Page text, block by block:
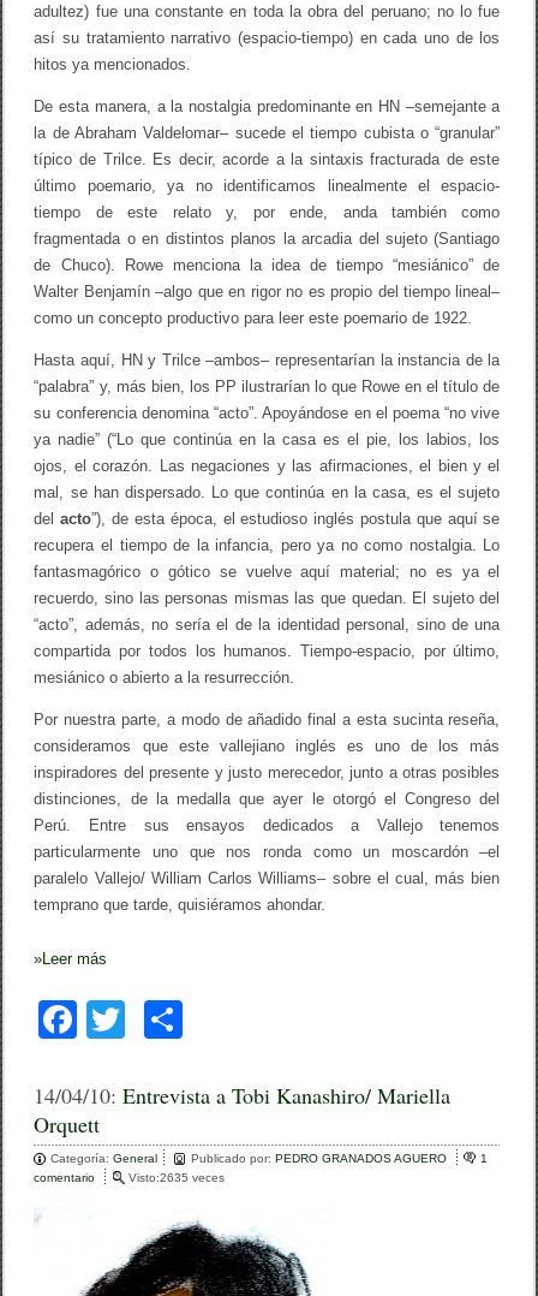
a
m
R
adultez) fue una constante en toda la obra del peruano; no lo fue
así su tratamiento narrativo (espacio-tiempo) en cada uno de los
hitos ya mencionados.
De esta manera, a la nostalgia predominante en HN –semejante a
la de Abraham Valdelomar– sucede el tiempo cubista o “granular”
típico de Trilce. Es decir, acorde a la sintaxis fracturada de este
último poemario, ya no identificamos linealmente el espacio-
tiempo de este relato y, por ende, anda también como
fragmentada o en distintos planos la arcadia del sujeto (Santiago
de Chuco). Rowe menciona la idea de tiempo “mesiánico” de
Walter Benjamín –algo que en rigor no es propio del tiempo lineal–
como un concepto productivo para leer este poemario de 1922.
Hasta aquí, HN y Trilce –ambos– representarían la instancia de la
“palabra” y, más bien, los PP ilustrarían lo que Rowe en el título de
su conferencia denomina “acto”. Apoyándose en el poema “no vive
ya nadie” (“Lo que continúa en la casa es el pie, los labios, los
ojos, el corazón. Las negaciones y las afirmaciones, el bien y el
mal, se han dispersado. Lo que continúa en la casa, es el sujeto
delacto”), de esta época, el estudioso inglés postula que aquí se
recupera el tiempo de la infancia, pero ya no como nostalgia. Lo
fantasmagórico o gótico se vuelve aquí material; no es ya el
recuerdo, sino las personas mismas las que quedan. El sujeto del
“acto”, además, no sería el de la identidad personal, sino de una
compartida por todos los humanos. Tiempo-espacio, por último,
mesiánico o abierto a la resurrección.
Por nuestra parte, a modo de añadido final a esta sucinta reseña,
consideramos que este vallejiano inglés es uno de los más
inspiradores del presente y justo merecedor, junto a otras posibles
distinciones, de la medalla que ayer le otorgó el Congreso del
Perú. Entre sus ensayos dedicados a Vallejo tenemos
particularmente uno que nos ronda como un moscardón –el
paralelo Vallejo/ William Carlos Williams– sobre el cual, más bien
temprano que tarde, quisiéramos ahondar.
»Leer más
F
c
e
b
tt
er
m
p
ar
tir
14/04/10:Entrevista a Tobi Kanashiro/ Mariella
Orquett
Categoría:General Publicado por:PEDRO GRANADOS AGUERO
1
comentario
e
Visto:2635 veces